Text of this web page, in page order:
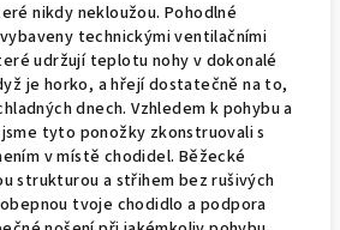
nikdy nekloužou. Pohodlné
technickými ventilačními
udržují teplotu nohy v dokonalé
je horko, a hřejí dostatečně na to,
dnech. Vzhledem k pohybu a
tyto ponožky zkonstruovali s
v místě chodidel. Běžecké
strukturou a střihem bez rušivých
tvoje chodidlo a podpora